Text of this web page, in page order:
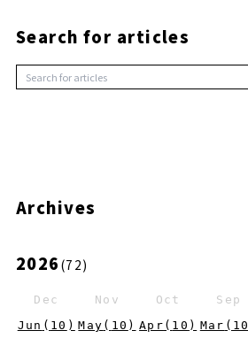
Search for articles
Archives
2026 (72)
Dec Nov Oct Sep
Jun ( 10 ) May ( 10 ) Apr ( 10 ) Mar ( 10